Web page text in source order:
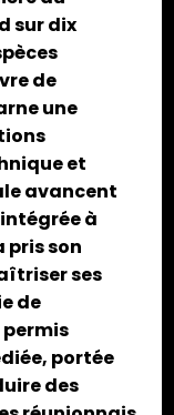
sur dix
de
une
et
avancent
à
pris son
ses
de
portée
des